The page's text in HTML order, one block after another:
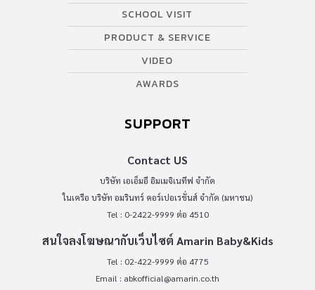
SCHOOL VISIT
PRODUCT & SERVICE
VIDEO
AWARDS
SUPPORT
Contact US
บริษัท เอเอ็มอี อิมเมจิเนทีฟ จำกัด
ในเครือ บริษัท อมรินทร์ คอร์เปอเรชั่นส์ จำกัด (มหาชน)
Tel : 0-2422-9999 ต่อ 4510
สนใจลงโฆษณากับเว็บไซต์ Amarin Baby&Kids
Tel : 02-422-9999 ต่อ 4775
Email : abkofficial@amarin.co.th